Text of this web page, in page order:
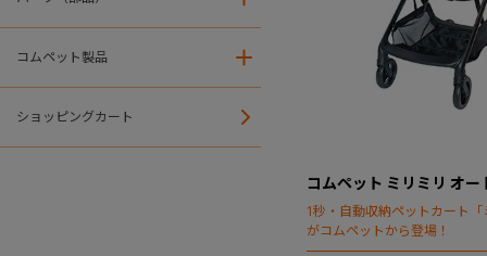
コムペット製品
ショッピングカート
コムペット ミリミリ オー
1秒・自動収納ペットカート
がコムペットから登場！